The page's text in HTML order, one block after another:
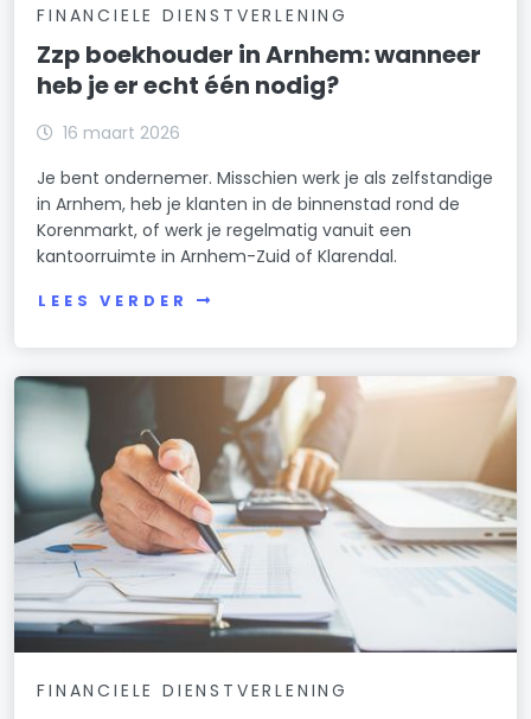
FINANCIELE DIENSTVERLENING
Zzp boekhouder in Arnhem: wanneer
heb je er echt één nodig?
16 maart 2026
Je bent ondernemer. Misschien werk je als zelfstandige
in Arnhem, heb je klanten in de binnenstad rond de
Korenmarkt, of werk je regelmatig vanuit een
kantoorruimte in Arnhem-Zuid of Klarendal.
LEES VERDER
FINANCIELE DIENSTVERLENING